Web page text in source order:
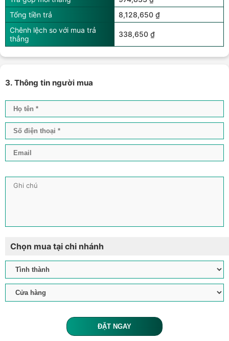
Tổng tiền trả
8,128,650 ₫
Chênh lệch so với mua trả
thẳng
338,650 ₫
3. Thông tin người mua
Chọn mua tại chi nhánh
ĐẶT NGAY